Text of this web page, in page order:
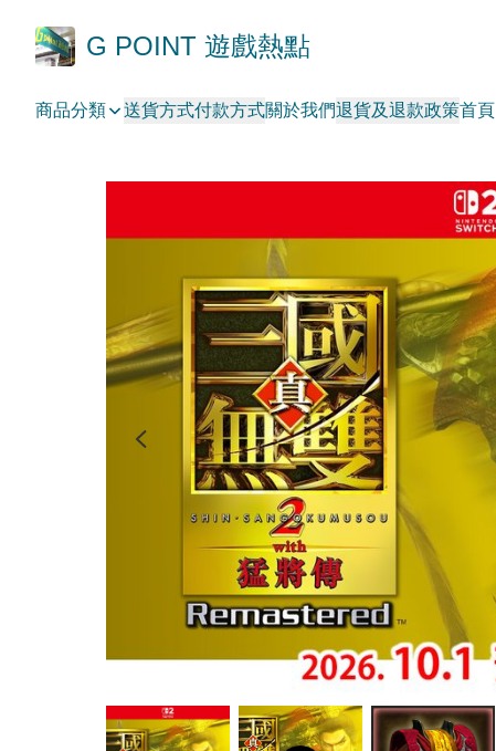
G POINT 遊戲熱點
商品分類 送貨方式付款方式關於我們退貨及退款政策首頁